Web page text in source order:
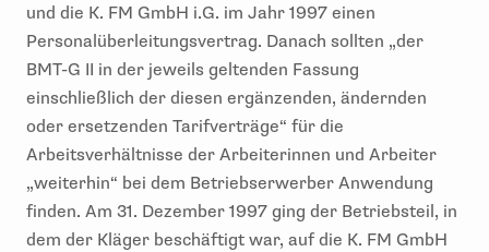
und die K. FM GmbH i.G. im Jahr 1997 einen
Personalüberleitungsvertrag. Danach sollten „der
BMT-G II in der jeweils geltenden Fassung
einschließlich der diesen ergänzenden, ändernden
oder ersetzenden Tarifverträge“ für die
Arbeitsverhältnisse der Arbeiterinnen und Arbeiter
„weiterhin“ bei dem Betriebserwerber Anwendung
finden. Am 31. Dezember 1997 ging der Betriebsteil, in
dem der Kläger beschäftigt war, auf die K. FM GmbH